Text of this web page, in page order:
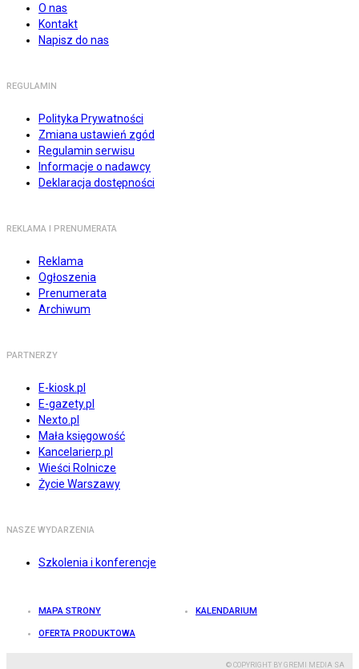
O nas
Kontakt
Napisz do nas
REGULAMIN
Polityka Prywatności
Zmiana ustawień zgód
Regulamin serwisu
Informacje o nadawcy
Deklaracja dostępności
REKLAMA I PRENUMERATA
Reklama
Ogłoszenia
Prenumerata
Archiwum
PARTNERZY
E-kiosk.pl
E-gazety.pl
Nexto.pl
Mała księgowość
Kancelarierp.pl
Wieści Rolnicze
Życie Warszawy
NASZE WYDARZENIA
Szkolenia i konferencje
MAPA STRONY KALENDARIUM
OFERTA PRODUKTOWA
© COPYRIGHT BY GREMI MEDIA SA